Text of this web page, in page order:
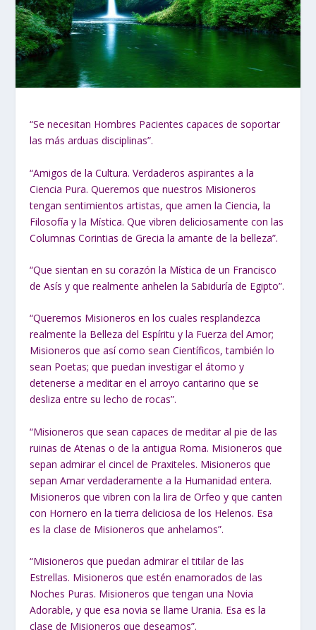
“Se necesitan Hombres Pacientes capaces de soportar
las más arduas disciplinas”.
“Amigos de la Cultura. Verdaderos aspirantes a la
Ciencia Pura. Queremos que nuestros Misioneros
tengan sentimientos artistas, que amen la Ciencia, la
Filosofía y la Mística. Que vibren deliciosamente con las
Columnas Corintias de Grecia la amante de la belleza”.
“Que sientan en su corazón la Mística de un Francisco
de Asís y que realmente anhelen la Sabiduría de Egipto”.
“Queremos Misioneros en los cuales resplandezca
realmente la Belleza del Espíritu y la Fuerza del Amor;
Misioneros que así como sean Científicos, también lo
sean Poetas; que puedan investigar el átomo y
detenerse a meditar en el arroyo cantarino que se
desliza entre su lecho de rocas”.
“Misioneros que sean capaces de meditar al pie de las
ruinas de Atenas o de la antigua Roma. Misioneros que
sepan admirar el cincel de Praxiteles. Misioneros que
sepan Amar verdaderamente a la Humanidad entera.
Misioneros que vibren con la lira de Orfeo y que canten
con Hornero en la tierra deliciosa de los Helenos. Esa
es la clase de Misioneros que anhelamos”.
“Misioneros que puedan admirar el titilar de las
Estrellas. Misioneros que estén enamorados de las
Noches Puras. Misioneros que tengan una Novia
Adorable, y que esa novia se llame Urania. Esa es la
clase de Misioneros que deseamos”.